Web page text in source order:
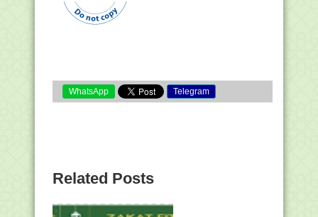
WhatsApp Telegram
Related Posts